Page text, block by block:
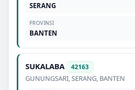
SERANG
PROVINSI
BANTEN
SUKALABA 42163
GUNUNGSARI,SERANG, BANTEN